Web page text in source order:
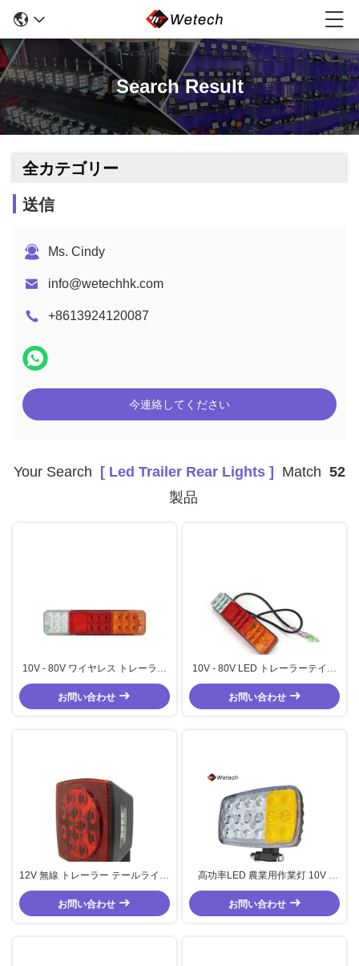
Search Result
全カテゴリー
送信
Ms. Cindy
info@wetechhk.com
+8613924120087
今連絡してください
Your Search [ Led Trailer Rear Lights ] Match 52
製品
10V - 80V ワイヤレス トレーラー
ライト 3色 LED トレーラー 後部ラ
イト
お問い合わせ
10V - 80V LED トレーラーテイル
ライト 3色フォークリフトテイル
ライト PCレンズの材料
お問い合わせ
12V 無線 トレーラー テールライト
IP67 磁気ブレーキライト OEM
お問い合わせ
高功率LED 農業用作業灯 10V -
32V トラクター用LEDヘッドライ
ト
お問い合わせ